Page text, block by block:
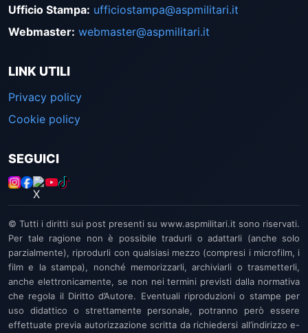
Ufficio Stampa: ufficiostampa@aspmilitari.it
Webmaster: webmaster@aspmilitari.it
LINK UTILI
Privacy policy
Cookie policy
SEGUICI
© Tutti i diritti sui post presenti su www.aspmilitari.it sono riservati.
Per tale ragione non è possibile tradurli o adattarli (anche solo
parzialmente), riprodurli con qualsiasi mezzo (compresi i microfilm, i
film e la stampa), nonché memorizzarli, archiviarli o trasmetterli,
anche elettronicamente, se non nei termini previsti dalla normativa
che regola il Diritto d’Autore. Eventuali riproduzioni o stampe per
uso didattico o strettamente personale, potranno però essere
effettuate previa autorizzazione scritta da richiedersi all’indirizzo e-